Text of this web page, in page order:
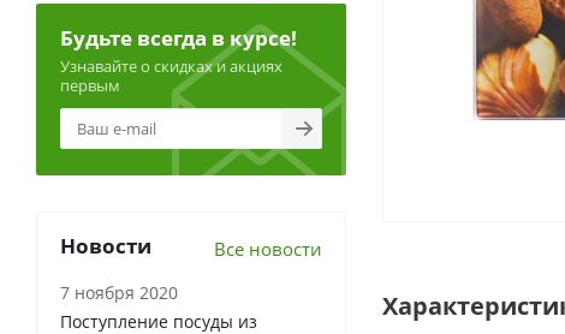
Будьте всегда в курсе!
Узнавайте о скидках и акциях
первым
Новости Все новости
7 ноября 2020
Поступление посуды из